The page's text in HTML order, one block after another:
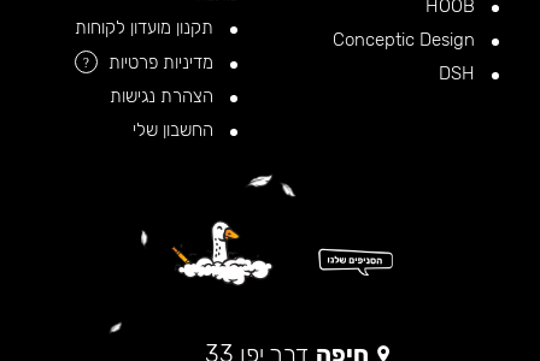
תקנון מועדון לקוחות
מדיניות פרטיות
?
הצהרת נגישות
החשבון שלי
חיפה דרך יפו 33